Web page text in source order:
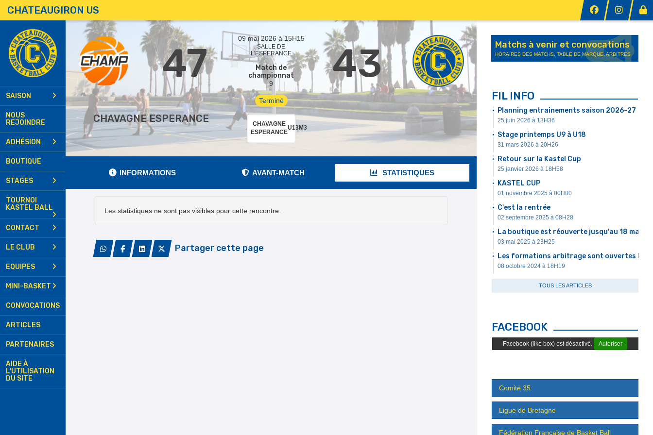
CHATEAUGIRON US
SAISON
NOUS
REJOINDRE
ADHÉSION
BOUTIQUE
STAGES
TOURNOI
KASTEL BALL
CONTACT
LE CLUB
EQUIPES
MINI-BASKET
CONVOCATIONS
ARTICLES
PARTENAIRES
AIDE À
L'UTILISATION
DU SITE
09 mai 2026 à 15H15
SALLE DE
L'ESPERANCE
Match de
championnat
9
Terminé
47 43
CHAVAGNE ESPERANCE
CHAVAGNE
ESPERANCE
U13M3
INFORMATIONS AVANT-MATCH STATISTIQUES
Les statistiques ne sont pas visibles pour cette rencontre.
Partager cette page
Matchs à venir et convocations
HORAIRES DES MATCHS, TABLE DE MARQUE, ARBITRES
FIL INFO
Planning entraînements saison 2026-27
25 juin 2026 à 13H36
Stage printemps U9 à U18
31 mars 2026 à 20H26
Retour sur la Kastel Cup
25 janvier 2026 à 18H58
KASTEL CUP
01 novembre 2025 à 00H00
C'est la rentrée
02 septembre 2025 à 08H28
La boutique est réouverte jusqu'au 18 mai
03 mai 2025 à 23H25
Les formations arbitrage sont ouvertes !
08 octobre 2024 à 18H19
TOUS LES ARTICLES
FACEBOOK
Facebook (like box) est désactivé. Autoriser
Comité 35
Ligue de Bretagne
Fédération Française de Basket Ball
Panneau de gestion des cookies